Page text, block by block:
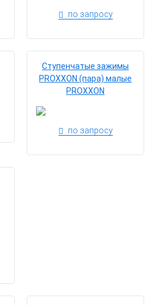
по запросу
Ступенчатые зажимы
PROXXON (пара) малые
PROXXON
по запросу